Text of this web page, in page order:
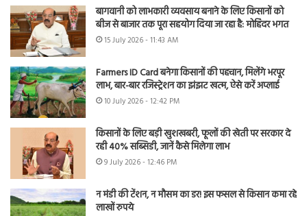
बागवानी को लाभकारी व्यवसाय बनाने के लिए किसानों को
बीज से बाजार तक पूरा सहयोग दिया जा रहा है: मोहिंदर भगत
15 July 2026 - 11:43 AM
Farmers ID Card बनेगा किसानों की पहचान, मिलेंगे भरपूर
लाभ, बार-बार रजिस्ट्रेशन का झंझट खत्म, ऐसे करें अप्लाई
10 July 2026 - 12:42 PM
किसानों के लिए बड़ी खुशखबरी, फूलों की खेती पर सरकार दे
रही 40% सब्सिडी, जानें कैसे मिलेगा लाभ
9 July 2026 - 12:46 PM
न मंडी की टेंशन, न मौसम का डर! इस फसल से किसान कमा रहे
लाखों रुपये